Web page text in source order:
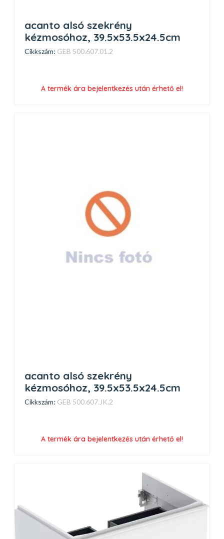
acanto alsó szekrény
kézmosóhoz, 39.5x53.5x24.5cm
Cikkszám: GEB 500.607.01.2
A termék ára bejelentkezés után érhető el!
acanto alsó szekrény
kézmosóhoz, 39.5x53.5x24.5cm
Cikkszám: GEB 500.607.JK.2
A termék ára bejelentkezés után érhető el!